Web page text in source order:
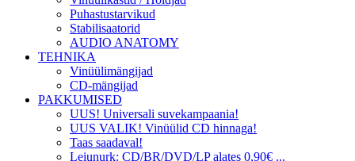
Puhastustarvikud
Stabilisaatorid
AUDIO ANATOMY
TEHNIKA
Vinüülimängijad
CD-mängijad
PAKKUMISED
UUS! Universali suvekampaania!
UUS VALIK! Vinüülid CD hinnaga!
Taas saadaval!
Leiunurk: CD/BR/DVD/LP alates 0,90€ ...